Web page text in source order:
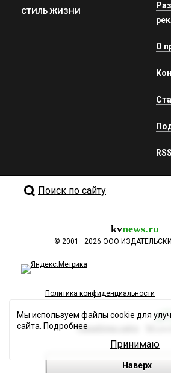
СТИЛЬ ЖИЗНИ
О
RSS
Поиск по сайту
kvnews.ru
© 2001—2026 ООО
Политика конфиденциальности
Разработка сайта
Наверх
Мы используем файлы cookie для
сайта. Подробнее
Принимаю